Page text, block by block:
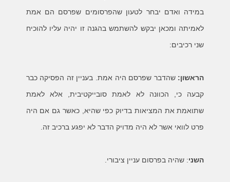
במידה ואדם יבחר לטעון שהפרסומים שפרסם הם אמת
לאמיתה ומכאן יבקש להשתמש בהגנה זו יהיה עליו להוכיח
שני רכיבים:
הראשון: שהדבר שפרסם היה אמת. בעניין זה הפסיקה כבר
קבעה כי, הכוונה לא לאמת סובייקטיבית, אלא לאמת
שתואמת את המציאות בדיוק כפי שהיא, כאשר גם אם היה
פרט לוואי אשר לא היה מדויק הדבר לא יפגע ברכיב זה.
השני: שהיה בפרסום עניין ציבורי.